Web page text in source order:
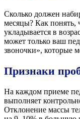
Сколько должен
месяцы? Как понять,
укладывается в
может только ваш
звоночки», которые
Признаки
На каждом приеме
выполняет
Отклонение массы